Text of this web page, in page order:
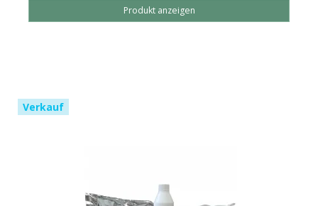
Produkt anzeigen
Verkauf